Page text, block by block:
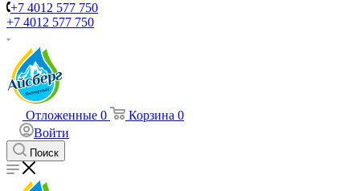
+7 4012 577 750
+7 4012 577 750
Отложенные 0 Корзина 0
Войти
Поиск